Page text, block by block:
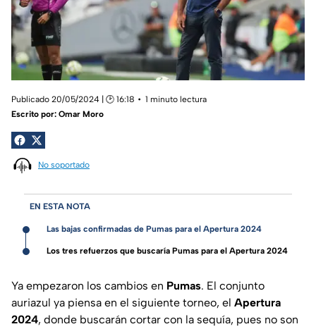
Publicado 20/05/2024 | 🕑 16:18
1 minuto lectura
Escrito por: Omar Moro
No soportado
EN ESTA NOTA
Las bajas confirmadas de Pumas para el Apertura 2024
Los tres refuerzos que buscaría Pumas para el Apertura 2024
Ya empezaron los cambios en Pumas. El conjunto
auriazul ya piensa en el siguiente torneo, el Apertura
2024, donde buscarán cortar con la sequía, pues no son